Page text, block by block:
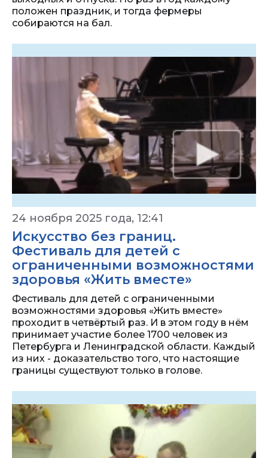
положен праздник, и тогда фермеры
собираются на бал.
24 ноября 2025 года, 12:41
Искусство без границ.
Фестиваль для детей с
ограниченными возможностями
здоровья «Жить вместе»
Фестиваль для детей с ограниченными
возможностями здоровья «Жить вместе»
проходит в четвёртый раз. И в этом году в нём
принимает участие более 1700 человек из
Петербурга и Ленинградской области. Каждый
из них - доказательство того, что настоящие
границы существуют только в голове.